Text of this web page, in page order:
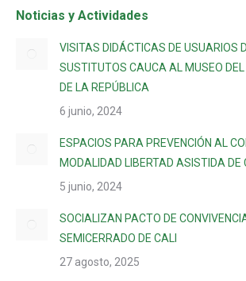
Noticias y Actividades
VISITAS DIDÁCTICAS DE USUARIOS
SUSTITUTOS CAUCA AL MUSEO DEL
DE LA REPÚBLICA
6 junio, 2024
ESPACIOS PARA PREVENCIÓN AL
MODALIDAD LIBERTAD ASISTIDA DE
5 junio, 2024
SOCIALIZAN PACTO DE
SEMICERRADO DE CALI
27 agosto, 2025